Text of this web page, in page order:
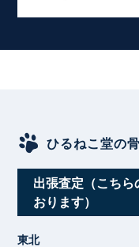
ひるねこ堂の
出張査定（こちら
おります）
東北